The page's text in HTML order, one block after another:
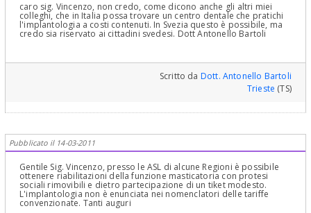
caro sig. Vincenzo, non credo, come dicono anche gli altri miei
colleghi, che in Italia possa trovare un centro dentale che pratichi
l'implantologia a costi contenuti. In Svezia questo è possibile, ma
credo sia riservato ai cittadini svedesi. Dott Antonello Bartoli
Scritto da Dott. Antonello Bartoli
Trieste (TS)
Pubblicato il 14-03-2011
Gentile Sig. Vincenzo, presso le ASL di alcune Regioni è possibile
ottenere riabilitazioni della funzione masticatoria con protesi
sociali rimovibili e dietro partecipazione di un tiket modesto.
L'implantologia non è enunciata nei nomenclatori delle tariffe
convenzionate. Tanti auguri